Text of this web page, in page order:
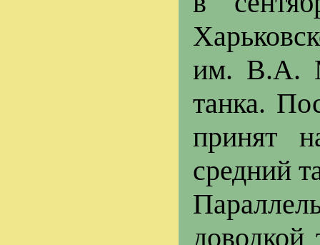
им. В.А.
танка.
принят
средний
доводкой